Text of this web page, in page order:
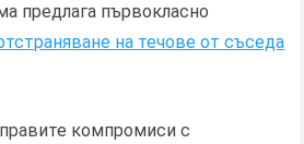
предлага първокласно
на течове от съседа
компромиси с